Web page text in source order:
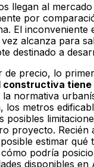
llegan al
por
El inconveniente
alcanza para
destinado a
de precio, lo
constructiva tiene
la normativa
los metros
posibles
proyecto. Recién
estimar qué
podría
disponibles en